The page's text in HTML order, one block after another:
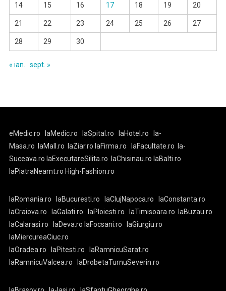
14 15 16 17 18 19 20
21 22 23 24 25 26 27
28 29 30
« ian. sept. »
eMedic.ro laMedic.ro laSpital.ro laHotel.ro
la-
Masa.ro laMall.ro laZiar.rolaFirma.ro laFacultate.ro la-
Suceava.ro laExecutareSilita.ro laChisinau.ro laBalti.ro
laPiatraNeamt.ro High-Fashion.ro
laRomania.ro laBucuresti.ro laClujNapoca.ro
laConstanta.ro
laCraiova.ro
laGalati.ro laPloiesti.ro laTimisoara.ro laBuzau.ro
laCalarasi.ro
laDeva.ro laFocsani.ro
laGiurgiu.ro
laMiercureaCiuc.ro
laOradea.ro
laPitesti.ro
laRamnicuSarat.ro
laRamnicuValcea.ro
laDrobetaTurnuSeverin.ro